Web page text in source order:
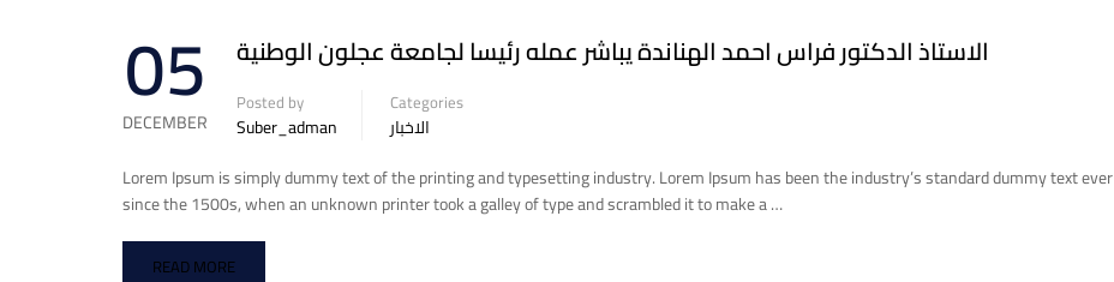
05
DECEMBER
الاستاذ الدكتور فراس احمد الهناندة يباشر عمله رئيسا لجامعة عجلون الوطنية
Posted by
Suber_adman
Categories
الاخبار
Lorem Ipsum is simply dummy text of the printing and typesetting industry. Lorem Ipsum has been the industry’s standard dummy text ever
since the 1500s, when an unknown printer took a galley of type and scrambled it to make a …
READ MORE